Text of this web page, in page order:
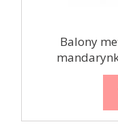
Balony